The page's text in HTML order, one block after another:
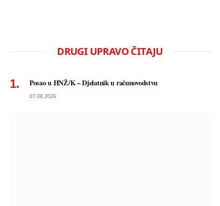
DRUGI UPRAVO ČITAJU
Posao u HNŽ/K – Djelatnik u računovodstvu
07.08.2026